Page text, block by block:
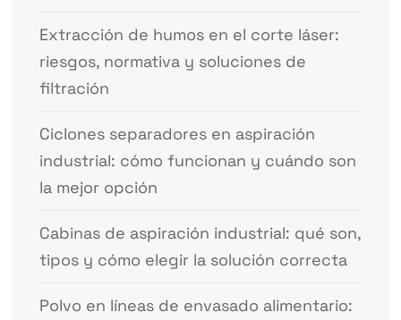
Extracción de humos en el corte láser:
riesgos, normativa y soluciones de
filtración
Ciclones separadores en aspiración
industrial: cómo funcionan y cuándo son
la mejor opción
Cabinas de aspiración industrial: qué son,
tipos y cómo elegir la solución correcta
Polvo en líneas de envasado alimentario: